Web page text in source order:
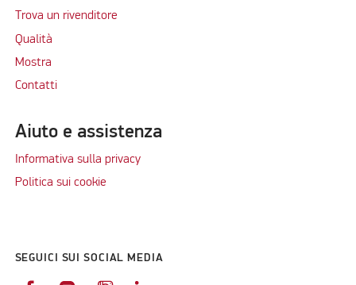
Trova un rivenditore
Qualità
Mostra
Contatti
Aiuto e assistenza
Informativa sulla privacy
Politica sui cookie
SEGUICI SUI SOCIAL MEDIA